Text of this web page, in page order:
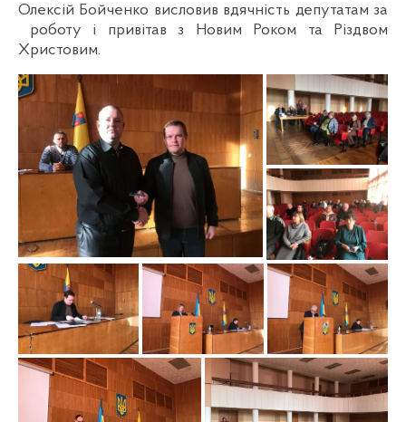
Олексій Бойченко висловив вдячність депутатам за
роботу і привітав з Новим Роком та Різдвом
Христовим.